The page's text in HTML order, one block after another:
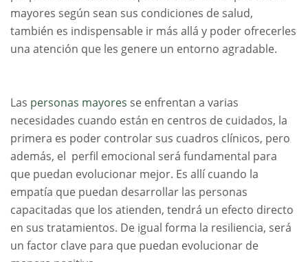
mayores según sean sus condiciones de salud,
también es indispensable ir más allá y poder ofrecerles
una atención que les genere un entorno agradable.
Las personas mayores se enfrentan a varias
necesidades cuando están en centros de cuidados, la
primera es poder controlar sus cuadros clínicos, pero
además, el perfil emocional será fundamental para
que puedan evolucionar mejor. Es allí cuando la
empatía que puedan desarrollar las personas
capacitadas que los atienden, tendrá un efecto directo
en sus tratamientos. De igual forma la resiliencia, será
un factor clave para que puedan evolucionar de